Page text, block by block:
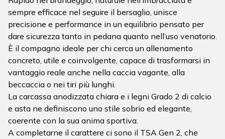
sempre efficace nel seguire il bersaglio, unisce
precisione e performance in un equilibrio pensato per
dare sicurezza tanto in pedana quanto nell’uso venatorio.
È il compagno ideale per chi cerca un allenamento
concreto, utile e coinvolgente, capace di trasformarsi in
vantaggio reale anche nella caccia vagante, alla
beccaccia o nei tiri più lunghi.
La carcassa anodizzata chiara e i legni Grado 2 di calcio
e asta ne definiscono uno stile sobrio ed elegante,
coerente con la sua anima sportiva.
A completarne il carattere ci sono il TSA Gen 2, che